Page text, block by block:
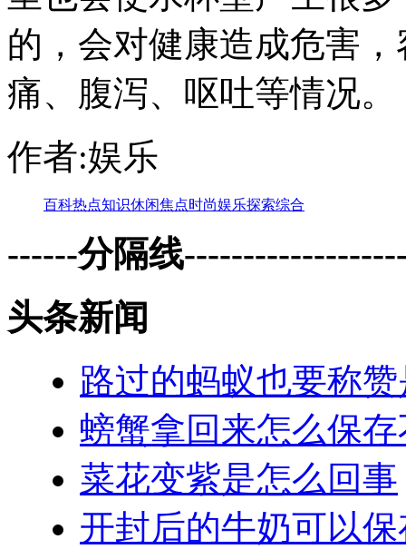
的，会对健康造成危害
痛、腹泻、呕吐等情况。
作者:娱乐
百科热点知识休闲焦点时尚娱乐探索综合
------分隔线
头条新闻
路过的蚂蚁也要称
螃蟹拿回来怎么保
菜花变紫是怎么回事
开封后的牛奶可以